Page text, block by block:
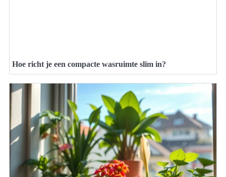
Hoe richt je een compacte wasruimte slim in?